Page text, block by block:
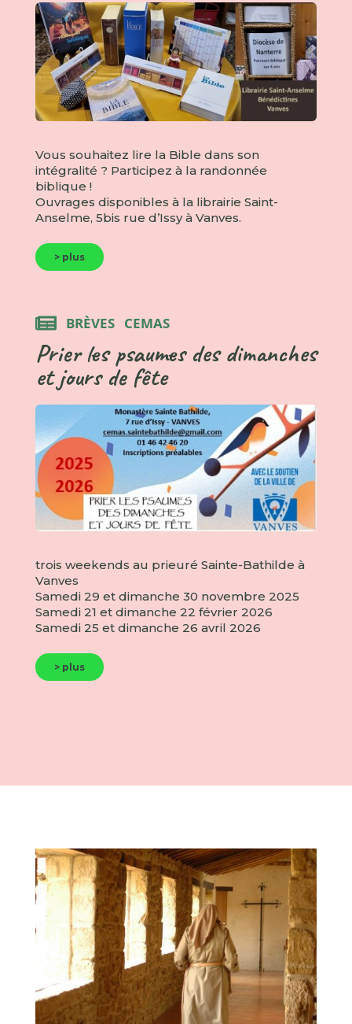
Vous souhaitez lire la Bible dans son
intégralité ? Participez à la randonnée
biblique !
Ouvrages disponibles à la librairie Saint-
Anselme, 5bis rue d’Issy à Vanves.
> plus
BRÈVES CEMAS
Prier les psaumes des dimanches
et jours de fête
trois weekends au prieuré Sainte-Bathilde à
Vanves
Samedi 29 et dimanche 30 novembre 2025
Samedi 21 et dimanche 22 février 2026
Samedi 25 et dimanche 26 avril 2026
> plus